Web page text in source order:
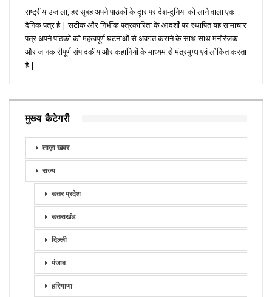
राष्ट्रीय उजाला, हर सुबह अपने पाठकों के दॄार पर देश-दुनिया को लाने वाला एक
दैनिक पत्र है | सटीक और निभींक पत्रकारिता के आदर्शों पर स्थापित यह सामाचार
पत्र अपने पाठकों को महत्वपूर्ण घटनाओं से अवगत कराने के साथ साथ मनोरंजक
और जानकारीपूर्ण संपादकीय और कहानियों के माध्यम से मंत्रमुग्ध एवं लोकित करता
है |
मुख्य कैटेगरी
ताज़ा खबर
राज्य
उत्तर प्रदेश
उत्तराखंड
दिल्ली
पंजाब
हरियाणा